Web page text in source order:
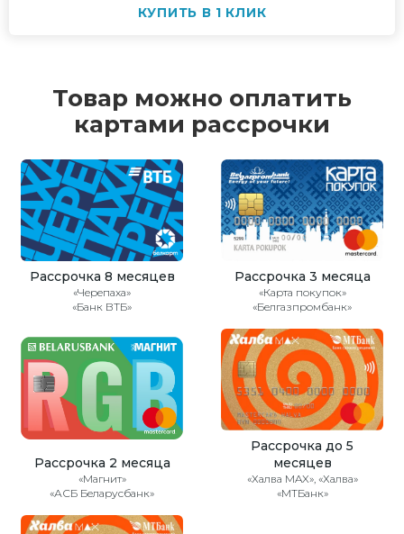
КУПИТЬ В 1 КЛИК
Товар можно оплатить
картами рассрочки
Рассрочка 8 месяцев
«Черепаха»
«Банк ВТБ»
Рассрочка 3 месяца
«Карта покупок»
«Белгазпромбанк»
Рассрочка 2 месяца
«Магнит»
«АСБ Беларусбанк»
Рассрочка до 5
месяцев
«Халва MAX», «Халва»
«МТБанк»